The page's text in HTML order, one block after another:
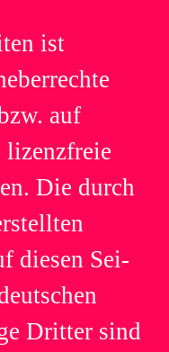
ist
auf
lizenz­freie
Die durch
die­sen Sei­
Drit­ter sind